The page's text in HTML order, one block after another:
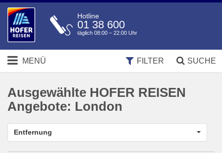
Hotline
01 38 600
täglich 08:00 – 22:00 Uhr
MENÜ SUCHE
FILTER
Ausgewählte HOFER REISEN
Angebote: London
Entfernung